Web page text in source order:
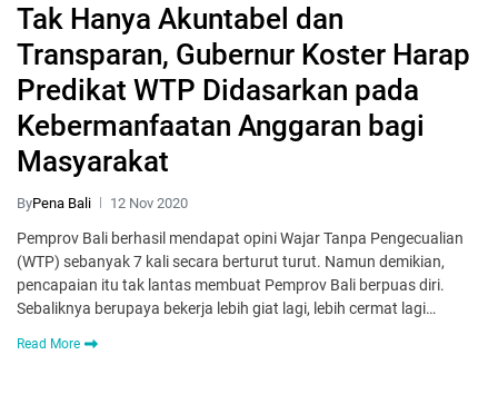
Tak Hanya Akuntabel dan
Transparan, Gubernur Koster Harap
Predikat WTP Didasarkan pada
Kebermanfaatan Anggaran bagi
Masyarakat
ByPena Bali 12 Nov 2020
Pemprov Bali berhasil mendapat opini Wajar Tanpa Pengecualian
(WTP) sebanyak 7 kali secara berturut turut. Namun demikian,
pencapaian itu tak lantas membuat Pemprov Bali berpuas diri.
Sebaliknya berupaya bekerja lebih giat lagi, lebih cermat lagi…
Read More